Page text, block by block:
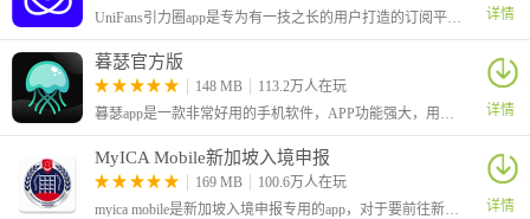
UniFans引力圈app是专为有一技之长的用户打造的订阅平台，在这里有着很低的手续费，让大家可以更好的分享独家的内容
详情
暮瑟官方版
148 MB
113.2万人在玩
暮瑟app是一款非常好用的手机软件，APP功能强大，用户使用它可以绑定设备，从而进行远程控制玩具，非常方便，另外内部还有多种模式满足不同的用户，并且内部还有社交功能。
详情
MyICA Mobile新加坡入境申报
169 MB
100.6万人在玩
myica mobile是新加坡入境申报专用的app，对于要前往新加坡旅游或出差的用户来说，这个app可以大大提高大家出入境的效率。还提供了各种便利的功能，例如查询签证状态、查看旅行警示
详情